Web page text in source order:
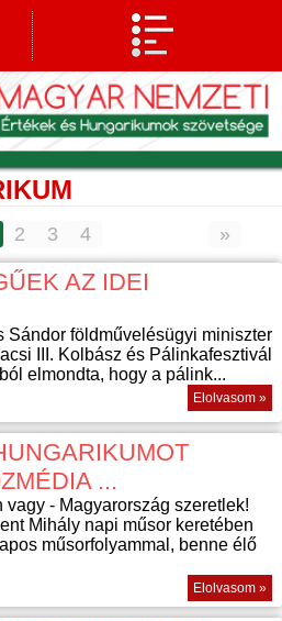
2 3 4 »
AZ IDEI
Sándor földművelésügyi miniszter
III. Kolbász és Pálinkafesztivál
elmondta, hogy a pálink...
Elolvasom »
...
vagy - Magyarország szeretlek!
Mihály napi műsor keretében
műsorfolyammal, benne élő
Elolvasom »